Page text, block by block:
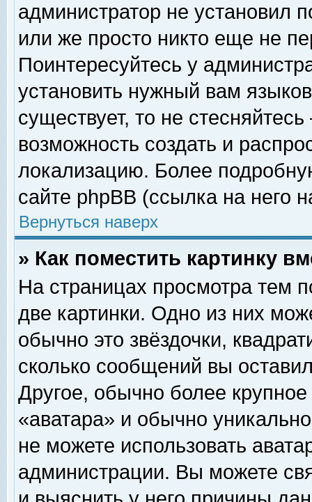
администратор не установил
или же просто никто еще не
Поинтересуйтесь у
установить нужный вам
существует, то не
возможность создать и
локализацию. Более
сайте phpBB (ссылка на него
Вернуться наверх
» Как поместить картинку
На страницах просмотра тем
две картинки. Одно из них
обычно это звёздочки,
сколько сообщений вы
Другое, обычно более
«аватара» и обычно
не можете использовать
администрации. Вы можете